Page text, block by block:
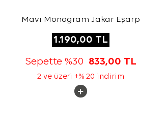
Mavi Monogram Jakar Eşarp
1.190,00 TL
Sepette %30 833,00 TL
2 ve üzeri +% 20 indirim